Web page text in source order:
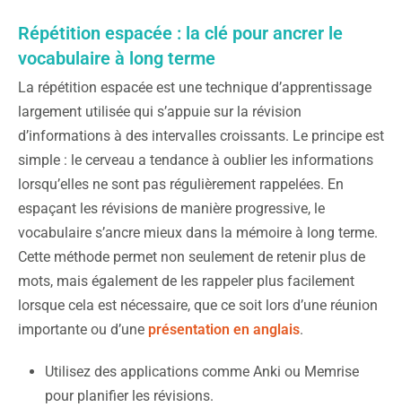
Répétition espacée : la clé pour ancrer le
vocabulaire à long terme
La répétition espacée est une technique d’apprentissage
largement utilisée qui s’appuie sur la révision
d’informations à des intervalles croissants. Le principe est
simple : le cerveau a tendance à oublier les informations
lorsqu’elles ne sont pas régulièrement rappelées. En
espaçant les révisions de manière progressive, le
vocabulaire s’ancre mieux dans la mémoire à long terme.
Cette méthode permet non seulement de retenir plus de
mots, mais également de les rappeler plus facilement
lorsque cela est nécessaire, que ce soit lors d’une réunion
importante ou d’une présentation en anglais.
Utilisez des applications comme Anki ou Memrise
pour planifier les révisions.